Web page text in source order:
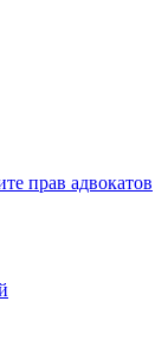
прав адвокатов